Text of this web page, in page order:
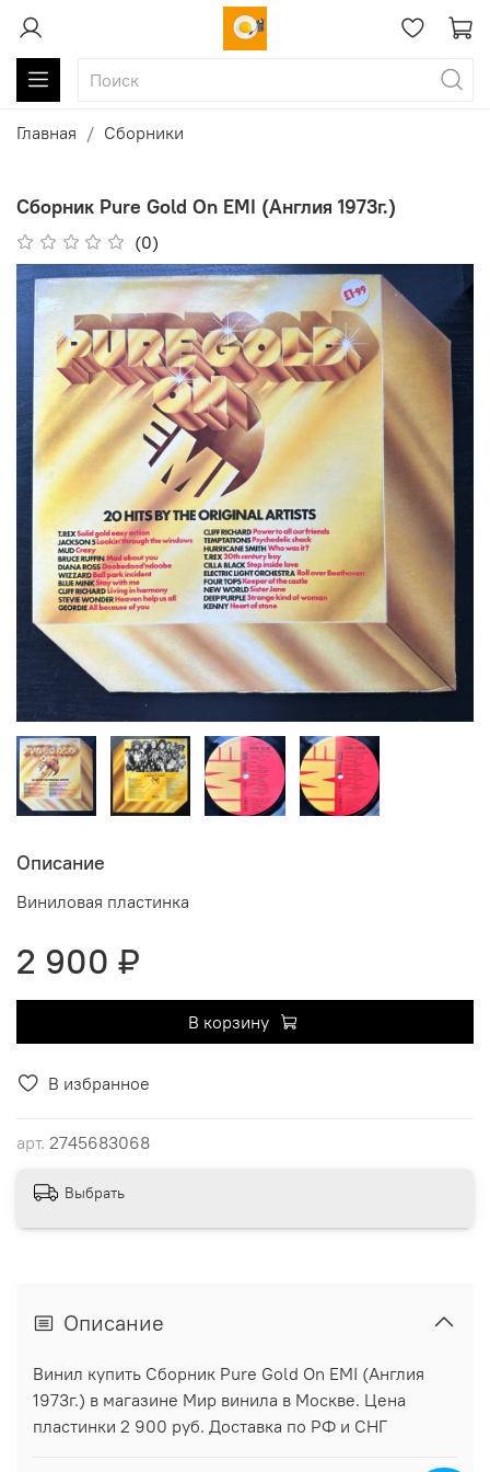
Главная Сборники
Сборник Pure Gold On EMI (Англия 1973г.)
(0)
В избранное
арт. 2745683068
Описание
Виниловая пластинка
2 900 ₽
В корзину
Выбрать
Описание
Винил купить Сборник Pure Gold On EMI (Англия
1973г.) в магазине Мир винила в Москве. Цена
пластинки 2 900 руб. Доставка по РФ и СНГ